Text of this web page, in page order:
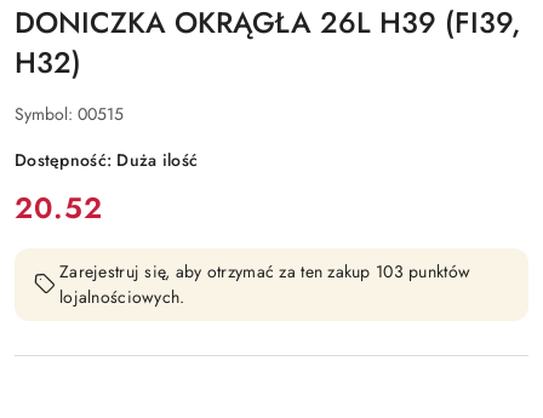
DONICZKA OKRĄGŁA 26L H39 (FI39,
H32)
Symbol: 00515
Dostępność: Duża ilość
cena:
20.52
Zarejestruj się, aby otrzymać za ten zakup 103 punktów
lojalnościowych.